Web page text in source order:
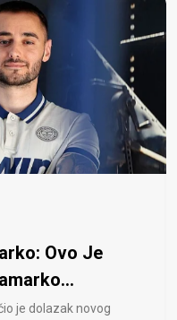
Ovo Je
je dolazak novog